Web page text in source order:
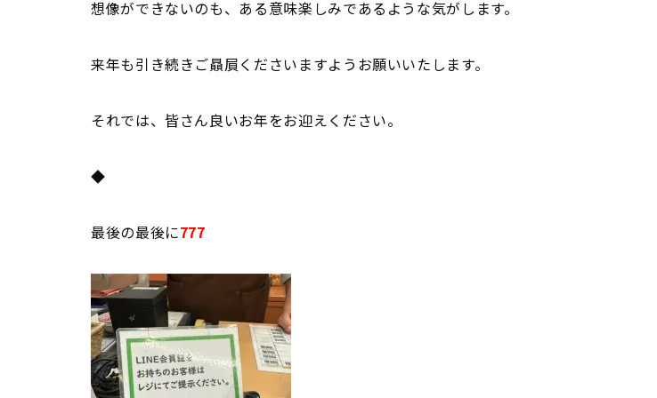
想像ができないのも、ある意味楽しみであるような気がします。
来年も引き続きご贔屓くださいますようお願いいたします。
それでは、皆さん良いお年をお迎えください。
◆
最後の最後に777